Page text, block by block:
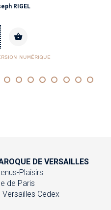
RIGEL
NUMÉRIQUE
DE VERSAILLES
Plaisirs
de Paris
Cedex